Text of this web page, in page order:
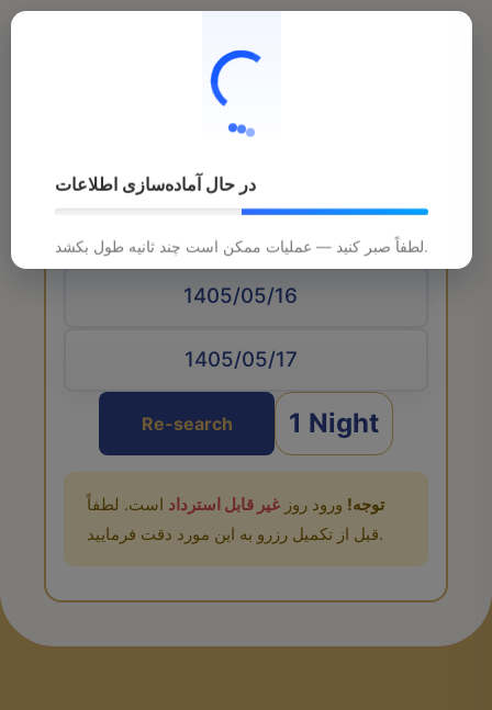
Arrival date
Re-search 1 Night
توجه! ورود روز غیر قابل استرداد است. لطفاً
قبل از تکمیل رزرو به این مورد دقت فرمایید.
در حال آماده‌سازی اطلاعات
لطفاً صبر کنید — عملیات ممکن است چند ثانیه طول بکشد.